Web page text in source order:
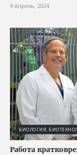
9 Апрель, 2024
БИОЛОГИЯ,
Работа